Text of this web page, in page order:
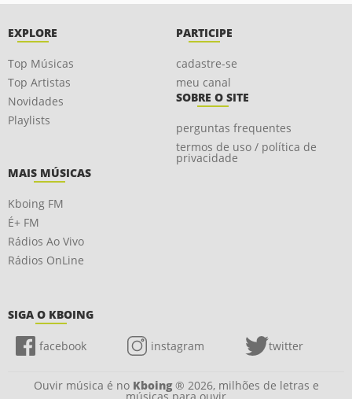
EXPLORE
Top Músicas
Top Artistas
Novidades
Playlists
PARTICIPE
cadastre-se
meu canal
SOBRE O SITE
perguntas frequentes
termos de uso / política de
privacidade
MAIS MÚSICAS
Kboing FM
É+ FM
Rádios Ao Vivo
Rádios OnLine
SIGA O KBOING
facebook instagram twitter
Ouvir música é no Kboing® 2026, milhões de letras e
músicas para ouvir